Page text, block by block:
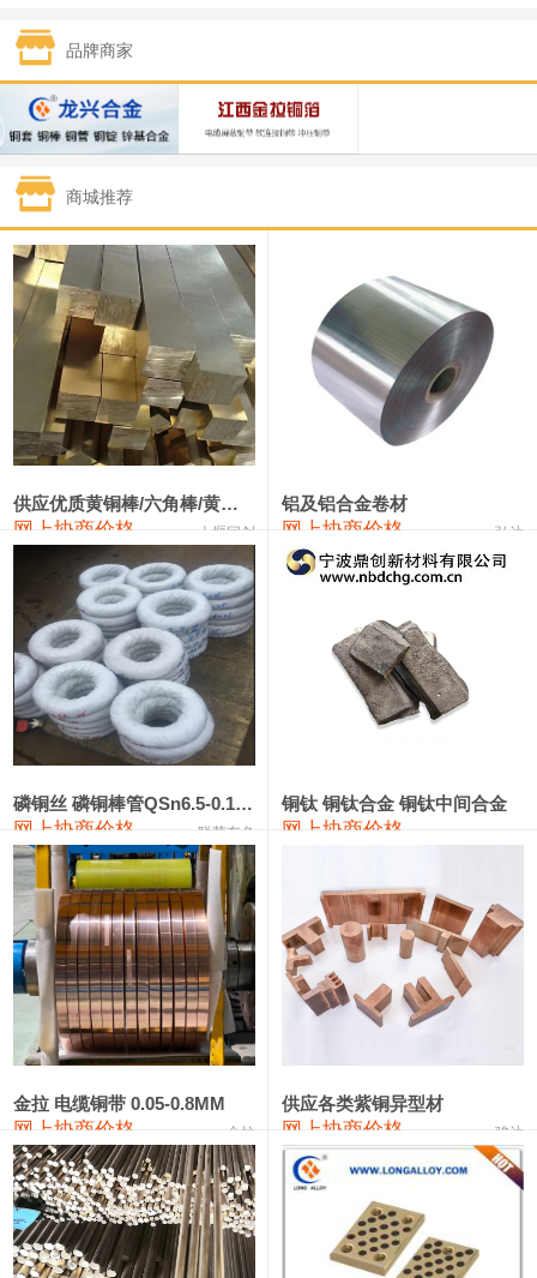
1#锡 426,500—428,500
1#镍 130,050—131,650
1#白银 15,405—15,415 15,410 305
钯金
1#钴 322,000—342,000
1#锑 90,000—96,000 93,000
2#锑 86,000—92,000 89,000 1,000
1#镁 17,000—18,000 17,500
1#电解锰(99.7%袋装) 18,000—18,200 18,100
1#电解锰 18,900—19,100 19,000
1#铬 60,000—82,000
3303#硅 10,300—10,500
2202#硅 14,100—14,300 14,200
441#硅 9,600—9,800 9,700
553#硅 9,300—9,500
金属硅553#-331# 10,100 0
漆包线 111,360—115,360 113,360
磷铜合金 110,200—117,000 113,600 -600
无氧铜丝(硬) 109,100—109,400 109,250
R410A专用紫铜管 113,090—113,090
铸造铝合金锭(A356.2) 24,300—24,700 24,500 0
铝合金ADC12 24,200—24,400
铸造铝合金锭(ZLD104) 24,300—24,500 24,400
品牌商家
商城推荐
供应优质黄铜棒/六角棒/黄铜方板
网上协商价格 十堰同创
铝及铝合金卷材
网上协商价格 弘达
磷铜丝 磷铜棒管QSn6.5-0.1 7-0.2 8-0.3
网上协商价格 联荣有色
铜钛 铜钛合金 铜钛中间合金
网上协商价格
金拉 电缆铜带 0.05-0.8MM
网上协商价格 金拉
供应各类紫铜异型材
网上协商价格 骏达